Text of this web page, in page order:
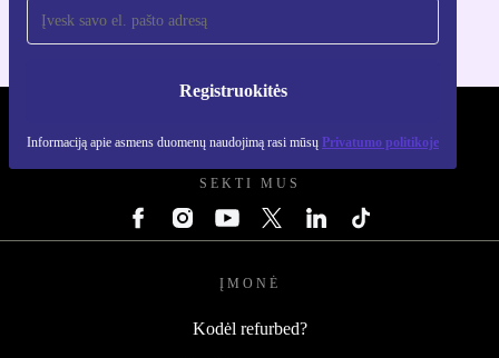
Registruokitės
Informaciją apie asmens duomenų naudojimą rasi mūsų Privatumo politikoje
SEKTI MUS
ĮMONĖ
Kodėl refurbed?